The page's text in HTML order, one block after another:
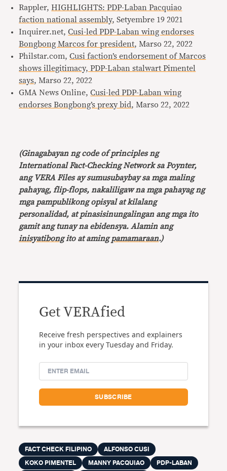
Rappler,HIGHLIGHTS: PDP-Laban Pacquiao
faction national assembly, Setyembre 19 2021
Inquirer.net,Cusi-led PDP-Laban wing endorses
Bongbong Marcos for president, Marso 22, 2022
Philstar.com,Cusi faction’s endorsement of Marcos
shows illegitimacy, PDP-Laban stalwart Pimentel
says, Marso 22, 2022
GMA News Online,Cusi-led PDP-Laban wing
endorses Bongbong’s prexy bid, Marso 22, 2022
(Ginagabayan ng code of principles ng
International Fact-Checking Network sa Poynter,
ang VERA Files ay sumusubaybay sa mga maling
pahayag, flip-flops, nakaliligaw na mga pahayag ng
mga pampublikong opisyal at kilalang
personalidad, at pinasisinungalingan ang mga ito
gamit ang tunay na ebidensya. Alamin ang
inisyatibongito at amingpamamaraan.)
Get VERAfied
Receive fresh perspectives and explainers
in your inbox every Tuesday and Friday.
FACT CHECK FILIPINO
ALFONSO CUSI
KOKO PIMENTEL
MANNY PACQUIAO
PDP-LABAN